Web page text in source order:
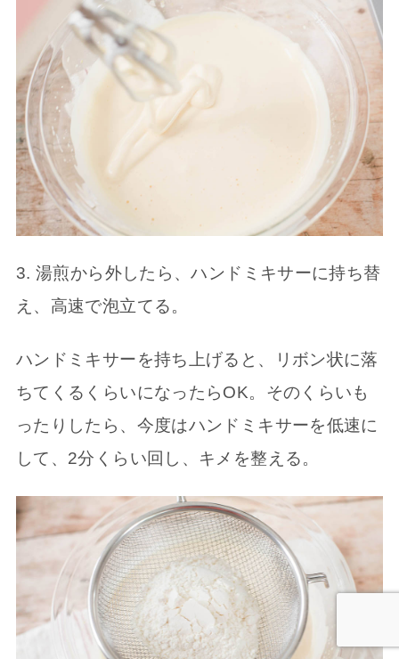
3. 湯煎から外したら、ハンドミキサーに持ち替
え、高速で泡立てる。
ハンドミキサーを持ち上げると、リボン状に落
ちてくるくらいになったらOK。そのくらいも
ったりしたら、今度はハンドミキサーを低速に
して、2分くらい回し、キメを整える。